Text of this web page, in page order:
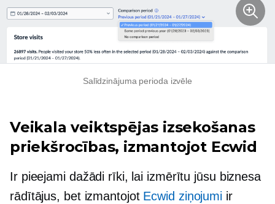
Salīdzinājuma perioda izvēle
Veikala veiktspējas izsekošanas
priekšrocības, izmantojot Ecwid
Ir pieejami dažādi rīki, lai izmērītu jūsu biznesa
rādītājus, bet izmantojot Ecwid ziņojumi ir